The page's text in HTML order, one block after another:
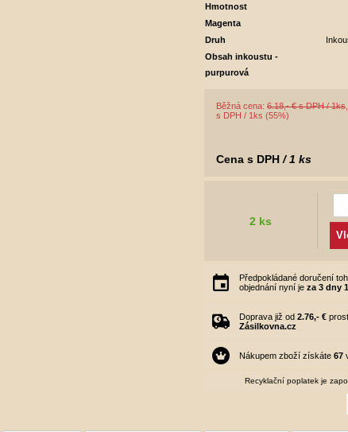
Hmotnost
Magenta
Druh
Obsah inkoustu -
purpurová
Běžná cena:6.18,- € s DPH / 1ks
s DPH / 1ks (55%)
Cena s DPH / 1 ks
2 ks
Předpokládané doručení
objednání nyní jeza 3 dny
Doprava již od2.76,- €
Zásilkovna.cz
Nákupem zboží získáte67
Recyklační poplatek je